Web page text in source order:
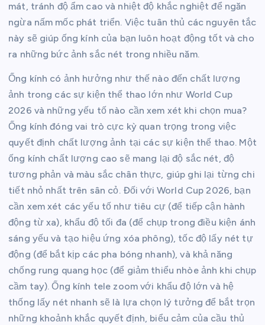
mát, tránh độ ẩm cao và nhiệt độ khắc nghiệt để ngăn
ngừa nấm mốc phát triển. Việc tuân thủ các nguyên tắc
này sẽ giúp ống kính của bạn luôn hoạt động tốt và cho
ra những bức ảnh sắc nét trong nhiều năm.
Ống kính có ảnh hưởng như thế nào đến chất lượng
ảnh trong các sự kiện thể thao lớn như World Cup
2026 và những yếu tố nào cần xem xét khi chọn mua?
Ống kính đóng vai trò cực kỳ quan trọng trong việc
quyết định chất lượng ảnh tại các sự kiện thể thao. Một
ống kính chất lượng cao sẽ mang lại độ sắc nét, độ
tương phản và màu sắc chân thực, giúp ghi lại từng chi
tiết nhỏ nhất trên sân cỏ. Đối với World Cup 2026, bạn
cần xem xét các yếu tố như tiêu cự (để tiếp cận hành
động từ xa), khẩu độ tối đa (để chụp trong điều kiện ánh
sáng yếu và tạo hiệu ứng xóa phông), tốc độ lấy nét tự
động (để bắt kịp các pha bóng nhanh), và khả năng
chống rung quang học (để giảm thiểu nhòe ảnh khi chụp
cầm tay). Ống kính tele zoom với khẩu độ lớn và hệ
thống lấy nét nhanh sẽ là lựa chọn lý tưởng để bắt trọn
những khoảnh khắc quyết định, biểu cảm của cầu thủ